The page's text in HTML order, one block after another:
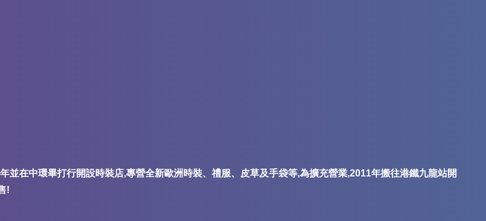
在中環畢打行開設時裝店,專營全新歐洲時裝、禮服、皮草及手袋等,為擴充營業,2011年搬往港鐵九龍站開
!